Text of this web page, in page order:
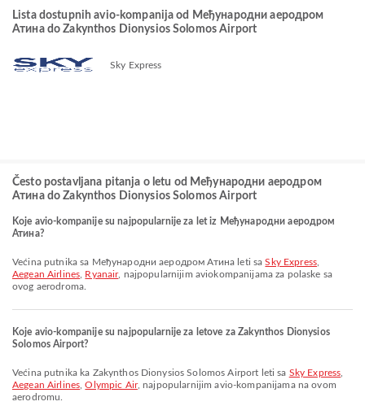
Lista dostupnih avio-kompanija od Међународни аеродром
Атина do Zakynthos Dionysios Solomos Airport
Sky Express
Često postavljana pitanja o letu od Међународни аеродром
Атина do Zakynthos Dionysios Solomos Airport
Koje avio-kompanije su najpopularnije za let iz Међународни аеродром
Атина?
Većina putnika sa Међународни аеродром Атина leti saSky Express,
Aegean Airlines Ryanair, najpopularnijim aviokompanijama za polaske sa
ovog aerodroma.
Koje avio-kompanije su najpopularnije za letove za Zakynthos Dionysios
Solomos Airport?
Većina putnika ka Zakynthos Dionysios Solomos Airport leti sa Sky Express
Aegean Airlines ,Olympic Air, najpopularnijim avio-kompanijama na ovom
aerodromu.